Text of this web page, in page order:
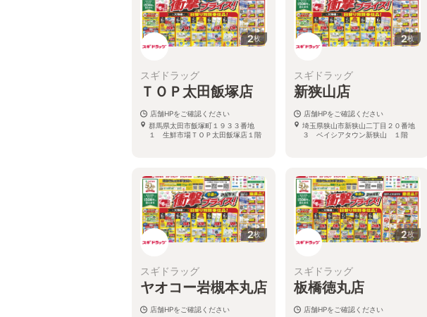
2枚
スギドラッグ
ＴＯＰ太田飯塚店
店舗HPをご確認ください
群馬県太田市飯塚町１９３３番地
１ 生鮮市場ＴＯＰ太田飯塚店１階
2枚
スギドラッグ
新狭山店
店舗HPをご確認ください
埼玉県狭山市新狭山二丁目２０番地
３ ベイシアタウン新狭山 １階
2枚
スギドラッグ
ヤオコー岩槻本丸店
店舗HPをご確認ください
2枚
スギドラッグ
板橋徳丸店
店舗HPをご確認ください